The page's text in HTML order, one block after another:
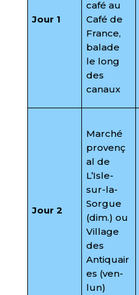
Jour 1
café au
Café de
France,
balade
le long
des
canaux
Jour 2
Marché
provenç
al de
L’Isle-
sur-la-
Sorgue
(dim.) ou
Village
des
Antiquair
es (ven-
lun)